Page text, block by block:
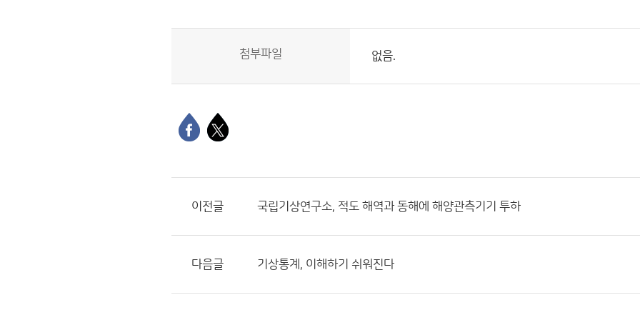
첨부파일 없음.
이전글 국립기상연구소, 적도 해역과 동해에 해양관측기기 투하
다음글 기상통계, 이해하기 쉬워진다